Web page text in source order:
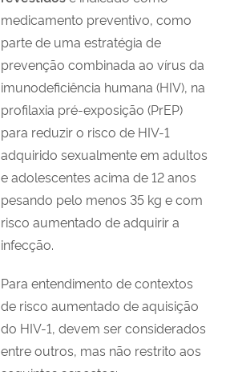
medicamento preventivo, como
parte de uma estratégia de
prevenção combinada ao vírus da
imunodeficiência humana (HIV), na
profilaxia pré-exposição (PrEP)
para reduzir o risco de HIV-1
adquirido sexualmente em adultos
e adolescentes acima de 12 anos
pesando pelo menos 35 kg e com
risco aumentado de adquirir a
infecção.
Para entendimento de contextos
de risco aumentado de aquisição
do HIV-1, devem ser considerados
entre outros, mas não restrito aos